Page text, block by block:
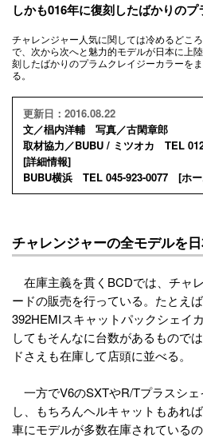
しかも016年に復刻したばかりの
チャレンジャー人気に関しては冷めるどこ
で、次から次へと魅力的モデルが日本に上
刻したばかりのプラムクレイジーカラーを
る。
更新日：2016.08.22
文／椙内洋輔 写真／古閑章郎
取材協力／BUBU / ミツオカ TEL
[詳細情報]
BUBU横浜 TEL 045-923-0077 [ホ
チャレンジャーの全モデルを
在庫主義を貫くBCDでは、チャ
ードの販売を行っている。たとえ
392HEMIスキャットパックシェイ
してもそんなに台数があるもので
ドさえも在庫して店頭に並べる。
一方でV6のSXTやR/Tプラスシ
し、もちろんヘルキャットもあれ
車にモデルが多数在庫されているの